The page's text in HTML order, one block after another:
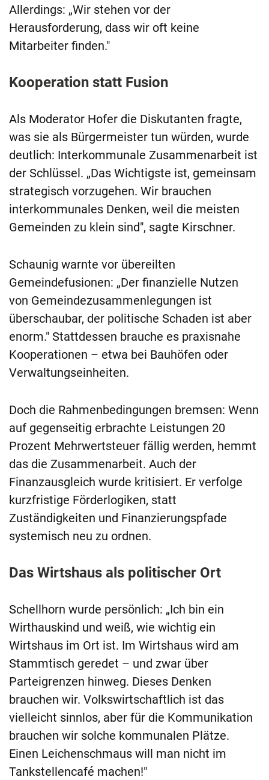
Allerdings: „Wir stehen vor der
Herausforderung, dass wir oft keine
Mitarbeiter finden."
Kooperation statt Fusion
Als Moderator Hofer die Diskutanten fragte,
was sie als Bürgermeister tun würden, wurde
deutlich: Interkommunale Zusammenarbeit ist
der Schlüssel. „Das Wichtigste ist, gemeinsam
strategisch vorzugehen. Wir brauchen
interkommunales Denken, weil die meisten
Gemeinden zu klein sind", sagte Kirschner.
Schaunig warnte vor übereilten
Gemeindefusionen: „Der finanzielle Nutzen
von Gemeindezusammenlegungen ist
überschaubar, der politische Schaden ist aber
enorm." Stattdessen brauche es praxisnahe
Kooperationen – etwa bei Bauhöfen oder
Verwaltungseinheiten.
Doch die Rahmenbedingungen bremsen: Wenn
auf gegenseitig erbrachte Leistungen 20
Prozent Mehrwertsteuer fällig werden, hemmt
das die Zusammenarbeit. Auch der
Finanzausgleich wurde kritisiert. Er verfolge
kurzfristige Förderlogiken, statt
Zuständigkeiten und Finanzierungspfade
systemisch neu zu ordnen.
Das Wirtshaus als politischer Ort
Schellhorn wurde persönlich: „Ich bin ein
Wirthauskind und weiß, wie wichtig ein
Wirtshaus im Ort ist. Im Wirtshaus wird am
Stammtisch geredet – und zwar über
Parteigrenzen hinweg. Dieses Denken
brauchen wir. Volkswirtschaftlich ist das
vielleicht sinnlos, aber für die Kommunikation
brauchen wir solche kommunalen Plätze.
Einen Leichenschmaus will man nicht im
Tankstellencafé machen!"